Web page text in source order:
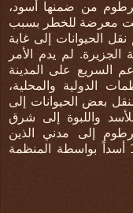
من ضمنها أسود،
معرضة للخطر بسبب
نقل الحيوانات إلى غابة
الجزيرة. لم يدم الأمر
السريع على المدينة
الدولية والمحلية،
بعض الحيوانات إلى
واللبوة إلى شرق
إلى مدني الذين
أضطروا للنزوح مرة أخرى، بينما نقل 11 أسداً بواسطة المنظمة